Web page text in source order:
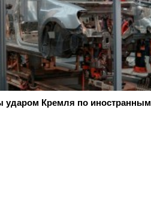
Кремля по иностранным